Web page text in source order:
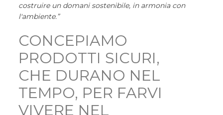
costruire un domani sostenibile, in armonia con
l'ambiente.”
CONCEPIAMO
PRODOTTI SICURI,
CHE DURANO NEL
TEMPO, PER FARVI
VIVERE NEL